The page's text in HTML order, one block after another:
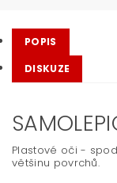
POPIS
DISKUZE
Plastové oči -
většinu povrchů.